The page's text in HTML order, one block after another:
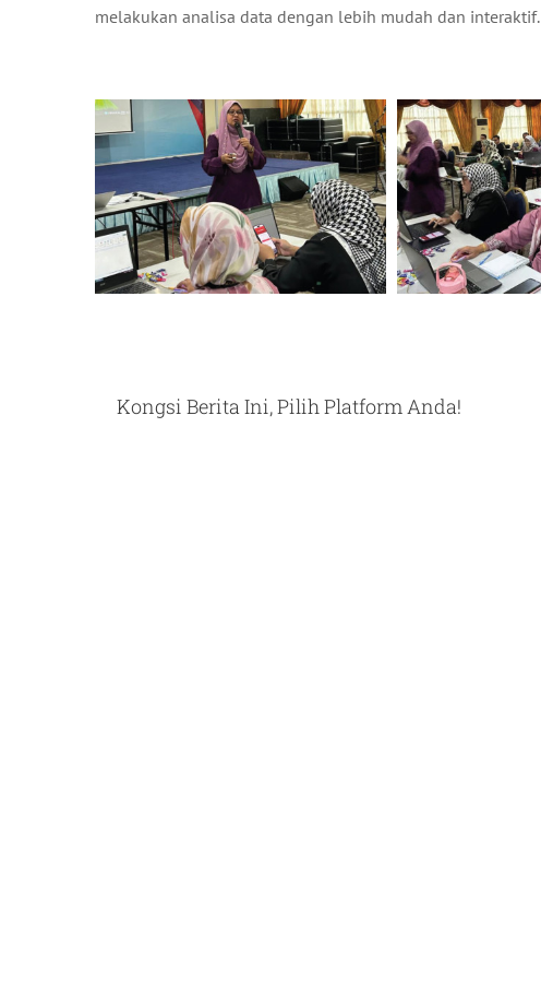
melakukan analisa data dengan lebih mudah dan interaktif.
Kongsi Berita Ini, Pilih Platform Anda!